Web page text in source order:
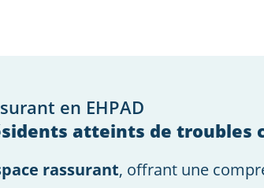
en EHPAD
atteints de troubles
rassurant, offrant une